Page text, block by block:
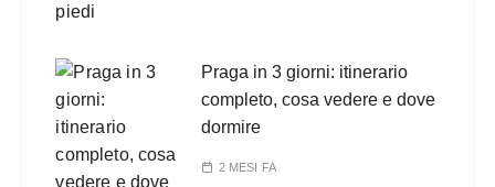
Praga in 3 giorni: itinerario
completo, cosa vedere e dove
dormire
2 MESI FA